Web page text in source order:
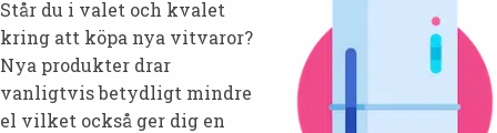
Står du i valet och kvalet
kring att köpa nya vitvaror?
Nya produkter drar
vanligtvis betydligt mindre
el vilket också ger dig en